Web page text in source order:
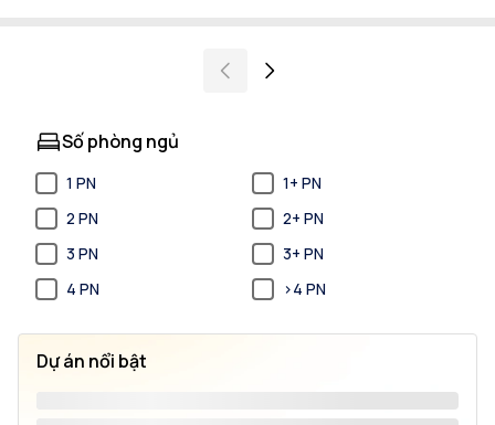
Số phòng ngủ
1 PN
1+ PN
2 PN
2+ PN
3 PN
3+ PN
4 PN
>4 PN
Dự án nổi bật